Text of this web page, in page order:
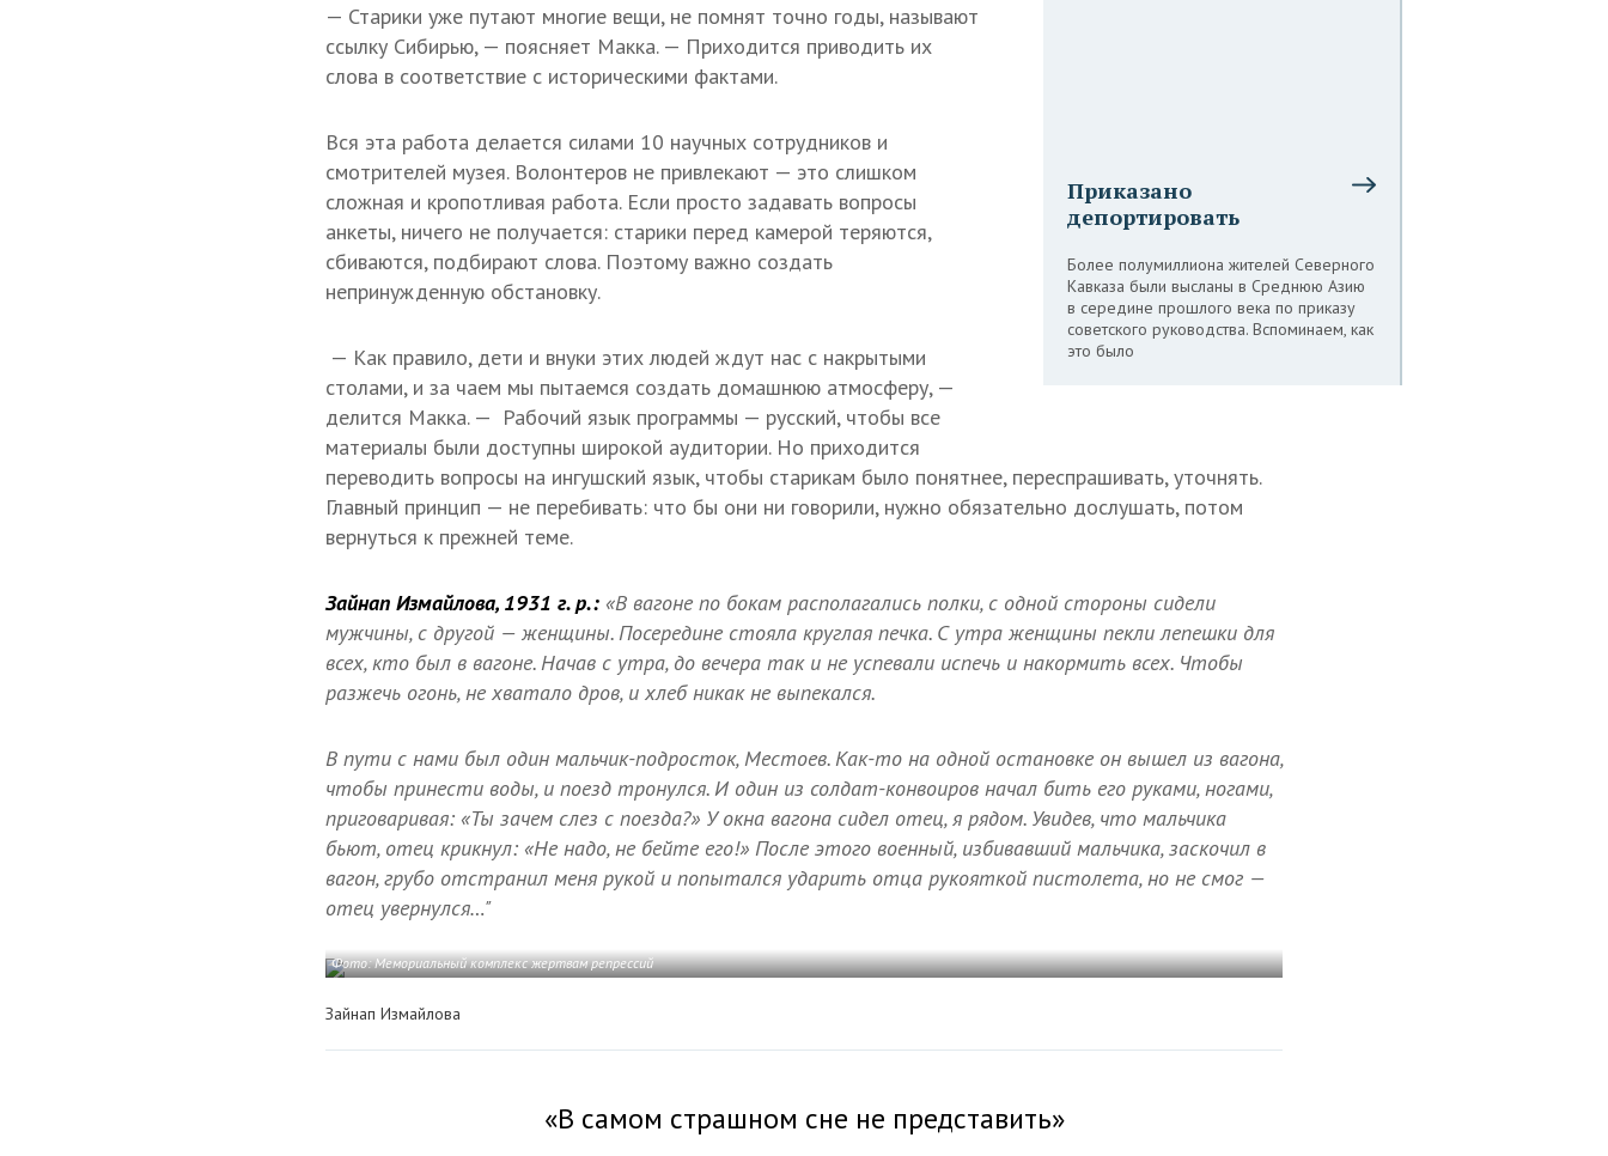
Приказано
депортировать
Более полумиллиона жителей Северного
Кавказа были высланы в Среднюю Азию
в середине прошлого века по приказу
советского руководства. Вспоминаем, как
это было
— Старики уже путают многие вещи, не помнят точно годы, называют
ссылку Сибирью, — поясняет Макка. — Приходится приводить их
слова в соответствие с историческими фактами.
Вся эта работа делается силами 10 научных сотрудников и
смотрителей музея. Волонтеров не привлекают — это слишком
сложная и кропотливая работа. Если просто задавать вопросы
анкеты, ничего не получается: старики перед камерой теряются,
сбиваются, подбирают слова. Поэтому важно создать
непринужденную обстановку.
— Как правило, дети и внуки этих людей ждут нас с накрытыми
столами, и за чаем мы пытаемся создать домашнюю атмосферу, —
делится Макка. — Рабочий язык программы — русский, чтобы все
материалы были доступны широкой аудитории. Но приходится
переводить вопросы на ингушский язык, чтобы старикам было понятнее, переспрашивать, уточнять.
Главный принцип — не перебивать: что бы они ни говорили, нужно обязательно дослушать, потом
вернуться к прежней теме.
Зайнап Измайлова, 1931 г. р.: «В вагоне по бокам располагались полки, с одной стороны сидели
мужчины, с другой — женщины. Посередине стояла круглая печка. С утра женщины пекли лепешки для
всех, кто был в вагоне. Начав с утра, до вечера так и не успевали испечь и накормить всех. Чтобы
разжечь огонь, не хватало дров, и хлеб никак не выпекался.
В пути с нами был один мальчик-подросток, Местоев. Как-то на одной остановке он вышел из вагона,
чтобы принести воды, и поезд тронулся. И один из солдат-конвоиров начал бить его руками, ногами,
приговаривая: «Ты зачем слез с поезда?» У окна вагона сидел отец, я рядом. Увидев, что мальчика
бьют, отец крикнул: «Не надо, не бейте его!» После этого военный, избивавший мальчика, заскочил в
вагон, грубо отстранил меня рукой и попытался ударить отца рукояткой пистолета, но не смог —
отец увернулся…"
Фото: Мемориальный комплекс жертвам репрессий
Зайнап Измайлова
«В самом страшном сне не представить»